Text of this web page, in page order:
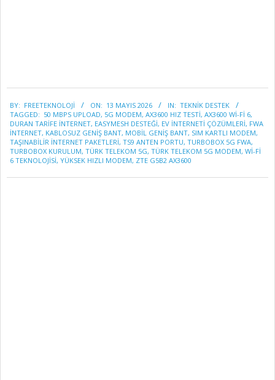
05-
13
BY: FREETEKNOLOJI ON: 13 MAYIS 2026 IN: TEKNİK DESTEK
TAGGED: 50 MBPS UPLOAD, 5G MODEM, AX3600 HIZ TESTI, AX3600 WI-FI 6,
DURAN TARIFE INTERNET, EASYMESH DESTEĞI, EV INTERNETI ÇÖZÜMLERI, FWA
INTERNET, KABLOSUZ GENIŞ BANT, MOBIL GENIŞ BANT, SIM KARTLI MODEM,
TAŞINABILIR INTERNET PAKETLERI, TS9 ANTEN PORTU, TURBOBOX 5G FWA,
TURBOBOX KURULUM, TÜRK TELEKOM 5G, TÜRK TELEKOM 5G MODEM, WI-FI
6 TEKNOLOJISI, YÜKSEK HIZLI MODEM, ZTE G5B2 AX3600